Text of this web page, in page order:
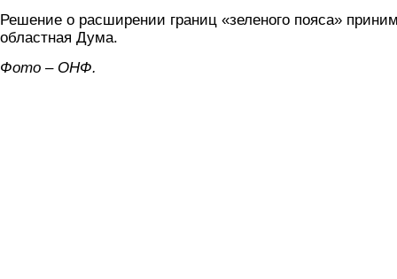
Решение о расширении границ «зеленого пояса»
областная Дума.
Фото – ОНФ.